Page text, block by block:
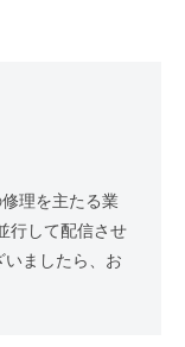
理を主たる業
行して配信させ
ましたら、お